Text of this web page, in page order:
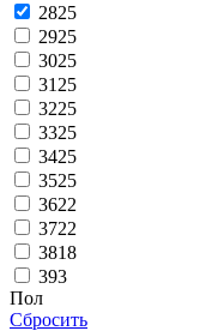
2825
2925
3025
31 25
3225
3325
3425
3525
3622
3722
3818
393
Пол
Сбросить